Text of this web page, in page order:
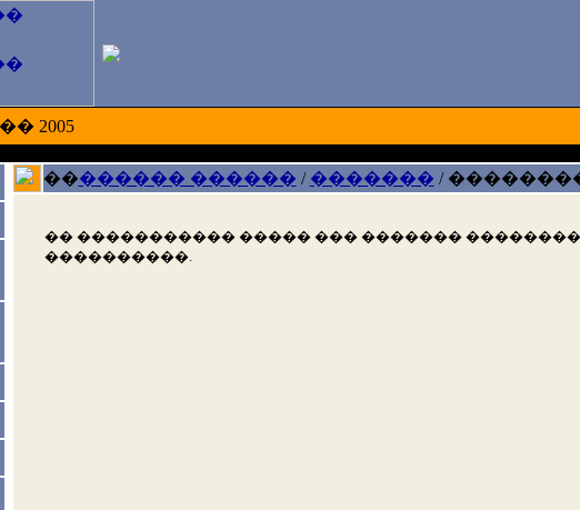
2005
�������� ������ / ������� /
�� ����������� ����� ��� �������
����������.